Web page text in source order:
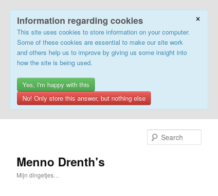
×
Information regarding cookies
This site uses cookies to store information on your computer.
Some of these cookies are essential to make our site work
and others help us to improve by giving us some insight into
how the site is being used.
Yes, I'm happy with this
No! Only store this answer, but nothing else
Menno Drenth's
Mijn dingetjes…